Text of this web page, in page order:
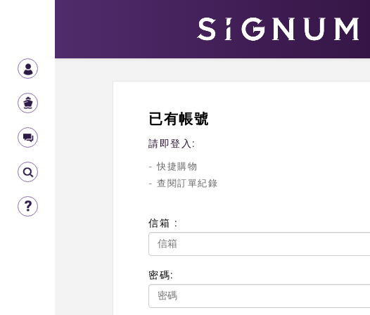
已有帳號
請即登入:
- 快捷購物
- 查閱訂單紀錄
信箱 :
密碼: